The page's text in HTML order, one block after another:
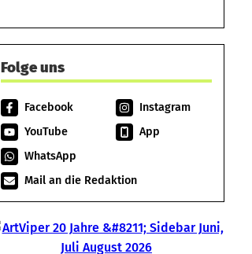
Folge uns
Facebook
Instagram
YouTube
App
WhatsApp
Mail an die Redaktion